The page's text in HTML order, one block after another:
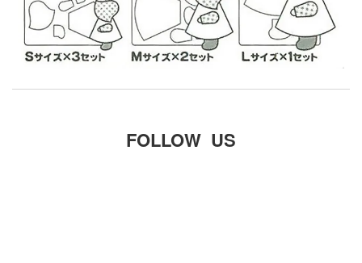
FOLLOW US